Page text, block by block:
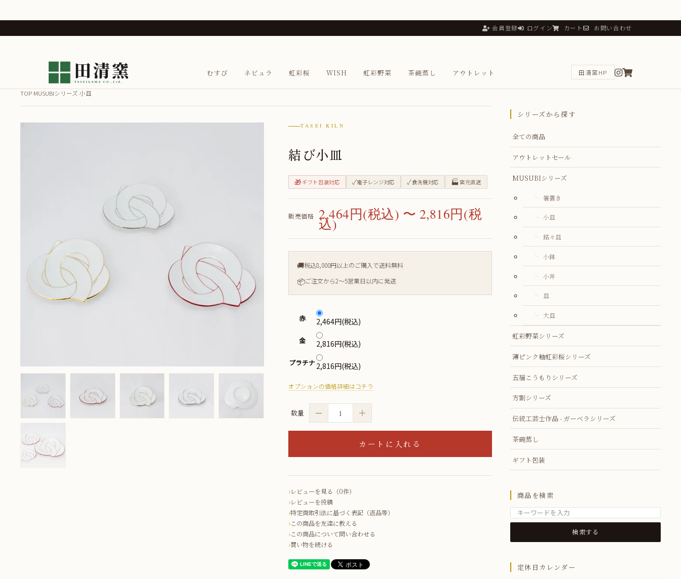
会員登録 ログイン カート お問い合わせ
むすび ネビュラ 虹彩桜 WISH 虹彩野菜 茶碗蒸し アウトレット 田清窯HP
TOP› MUSUBIシリーズ 小皿
TASEI KILN
結び小皿
🎁 ギフト包装対応 ✓電子レンジ対応 ✓食洗機対応 🏭 窯元直送
販売価格 2,464円(税込) 〜 2,816円(税
込)
🚚税込8,000円以上のご購入で送料無料
📦ご注文から2〜5営業日以内に発送
赤 2,464円(税込)
金 2,816円(税込)
プラチナ2,816円(税込)
オプションの価格詳細はコチラ
数量 － ＋
レビューを見る（0件）
レビューを投稿
特定商取引法に基づく表記（返品等）
この商品を友達に教える
この商品について問い合わせる
買い物を続ける
シリーズから探す
全ての商品
アウトレットセール
MUSUBIシリーズ
箸置き
小皿
銘々皿
小鉢
小丼
皿
大皿
虹彩野菜シリーズ
薄ピンク釉虹彩桜シリーズ
五福こうもりシリーズ
方割シリーズ
伝統工芸士作品 - ガーベラシリーズ
茶碗蒸し
ギフト包装
商品を検索
定休日カレンダー